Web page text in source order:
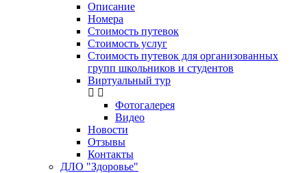
Описание
Номера
Стоимость путевок
Стоимость услуг
Стоимость путевок для организованных
групп школьников и студентов
Виртуальный тур
Фотогалерея
Видео
Новости
Отзывы
Контакты
ДЛО "Здоровье"